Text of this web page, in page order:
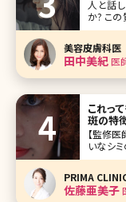
人と話
か? この質問に対して、多くの人が目元と口元と答えるそう
です。そ
それとも
れなのに
るのに、
美容皮膚科医
田中美紀医
これっ
斑の特
【監修医師から
いなシ
組み合
普段か
に注意す
てくださ
PRIMA CLINIC
佐藤亜美子